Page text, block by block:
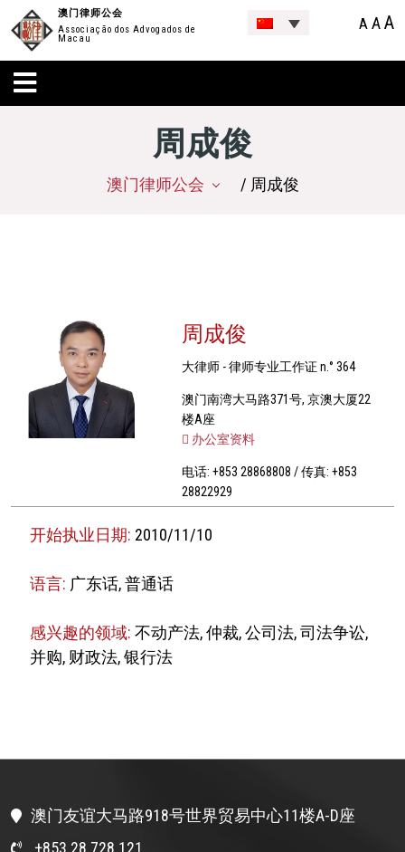
澳门律师公会
Associação dos Advogados de
Macau
A AA
周成俊
澳门律师公会 / 周成俊
周成俊
大律师 - 律师专业工作证 n.° 364
澳门南湾大马路371号, 京澳大厦22
楼A座
办公室资料
电话: +853 28868808 / 传真: +853
28822929
开始执业日期: 2010/11/10
语言: 广东话, 普通话
感兴趣的领域:不动产法, 仲裁, 公司法, 司法争讼,
并购, 财政法, 银行法
澳门友谊大马路918号世界贸易中心11楼A-D座
+853 28 728 121